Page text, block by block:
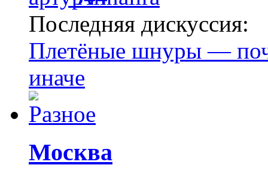
Последняя дискуссия:
Плетёные шнуры —
иначе
Москва